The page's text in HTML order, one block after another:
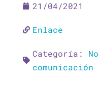
21/04/2021
Enlace
Categoría:
comunicación